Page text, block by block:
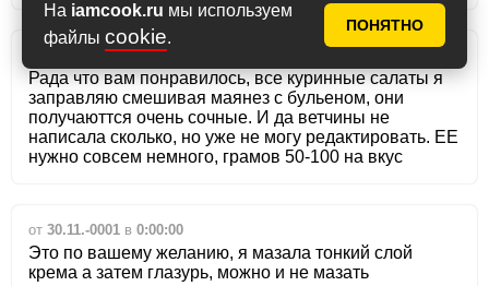
На iamcook.ru мы используем
файлы cookie.
ПОНЯТНО
30.11.-0001в0:00:00
Рада что вам понравилось, все куринные салаты я
заправляю смешивая маянез с бульеном, они
получаюттся очень сочные. И да ветчины не
написала сколько, но уже не могу редактировать. ЕЕ
нужно совсем немного, грамов 50-100 на вкус
от30.11.-0001 в0:00:00
Это по вашему желанию, я мазала тонкий слой
крема а затем глазурь, можно и не мазать